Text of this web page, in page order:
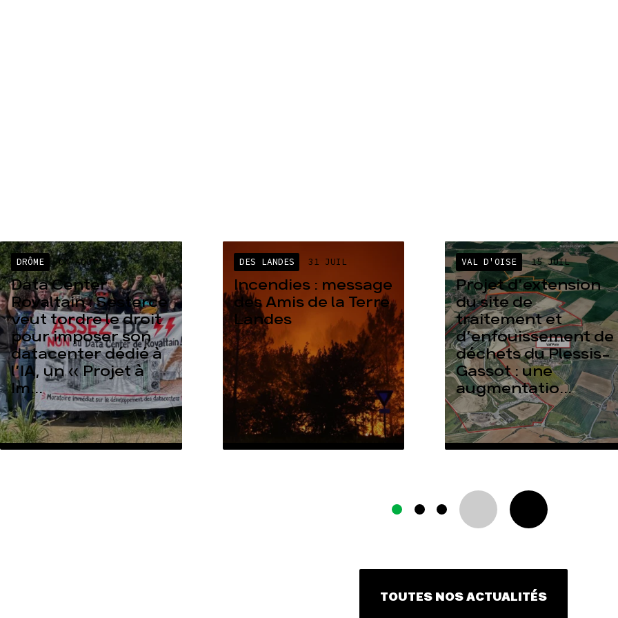
DRÔME 04 AOÛT
Data Center
Rovaltain : Sesterce
veut tordre le droit
pour imposer son
datacenter dédié à
l’IA, un « Projet à
Im...
DES LANDES 31 JUIL
Incendies : message
des Amis de la Terre
Landes
VAL D'OISE 15 JUIL
Projet d’extension
du site de
traitement et
d’enfouissement de
déchets du Plessis-
Gassot : une
augmentatio...
TOUTES NOS ACTUALITÉS